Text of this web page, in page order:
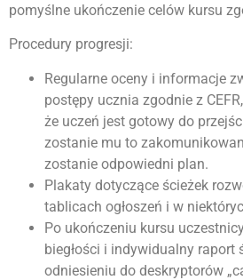
pomyślne ukończenie celów kursu
Procedury progresji:
Regularne oceny i informacje
postępy ucznia zgodnie z
że uczeń jest gotowy do
zostanie mu to
zostanie odpowiedni plan.
Plakaty dotyczące ścieżek
tablicach ogłoszeń i w
Po ukończeniu kursu
biegłości i indywidualny raport
odniesieniu do deskryptorów